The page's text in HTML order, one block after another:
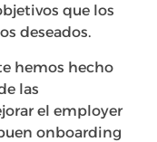
que los
deseados.
hemos hecho
las
el employer
onboarding